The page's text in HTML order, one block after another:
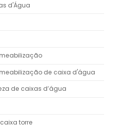
d'Água
de caixa d'água
de caixas d’água
torre